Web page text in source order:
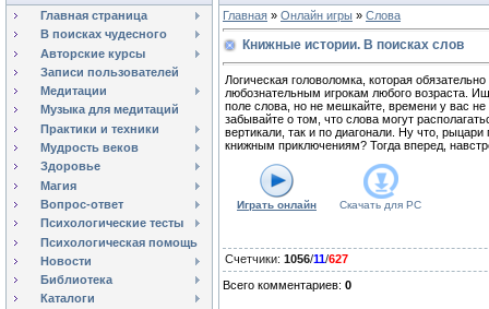
Главная страница
В поисках чудесного
Авторские курсы
Записи пользователей
Медитации
Музыка для медитаций
Практики и техники
Мудрость веков
Здоровье
Магия
Вопрос-ответ
Психологические тесты
Психологическая помощь
Новости
Библиотека
Каталоги
Главная » Онлайн игры » Слова
Книжные истории. В поисках слов
Логическая головоломка, которая
любознательным игрокам любого возраста.
поле слова, но не мешкайте, времени у вас
забывайте о том, что слова могут
вертикали, так и по диагонали. Ну что,
книжным приключениям? Тогда вперед,
Играть онлайн Скачать для PC
Счетчики: 1056/11/627
Всего комментариев: 0